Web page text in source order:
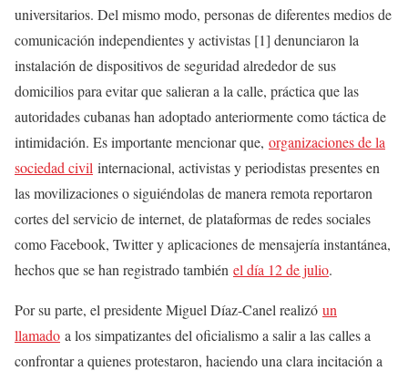
universitarios. Del mismo modo, personas de diferentes medios de
comunicación independientes y activistas [1] denunciaron la
instalación de dispositivos de seguridad alrededor de sus
domicilios para evitar que salieran a la calle, práctica que las
autoridades cubanas han adoptado anteriormente como táctica de
intimidación. Es importante mencionar que, organizaciones de la
sociedad civil internacional, activistas y periodistas presentes en
las movilizaciones o siguiéndolas de manera remota reportaron
cortes del servicio de internet, de plataformas de redes sociales
como Facebook, Twitter y aplicaciones de mensajería instantánea,
hechos que se han registrado también el día 12 de julio.
Por su parte, el presidente Miguel Díaz-Canel realizó un
llamado a los simpatizantes del oficialismo a salir a las calles a
confrontar a quienes protestaron, haciendo una clara incitación a